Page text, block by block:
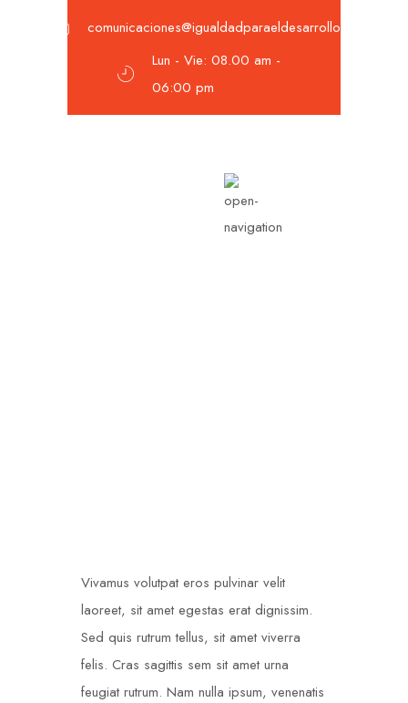
comunicaciones@igualdadparaeldesarrollo.org
Lun - Vie: 08.00 am -
06:00 pm
Vivamus volutpat eros pulvinar velit
laoreet, sit amet egestas erat dignissim.
Sed quis rutrum tellus, sit amet viverra
felis. Cras sagittis sem sit amet urna
feugiat rutrum. Nam nulla ipsum, venenatis